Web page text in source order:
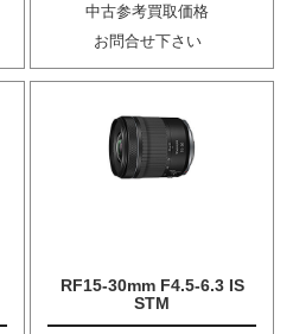
中古参考買取価格
お問合せ下さい
RF15-30mm F4.5-6.3 IS
STM